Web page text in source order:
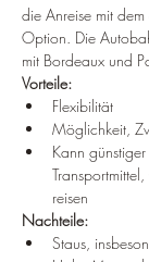
die Anreise mit
Option. Die
mit Bordeaux und
Vorteile:
Flexibilität
Möglichkeit,
Kann
reisen
Nachteile:
Staus,